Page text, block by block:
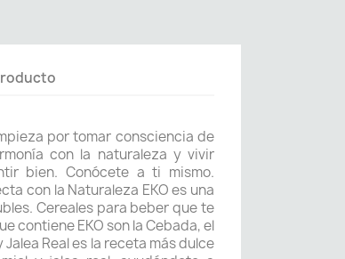
por tomar consciencia de
con la naturaleza y vivir
bien. Conócete a ti mismo.
con la Naturaleza EKO es una
Cereales para beber que te
contiene EKO son la Cebada, el
Real es la receta más dulce